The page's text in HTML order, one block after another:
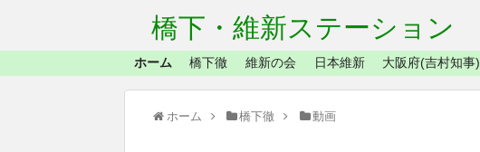
橋下・維新ステーション
ホーム 橋下徹 維新の会 日本維新 大阪府(吉村知事)
ホーム 橋下徹 動画